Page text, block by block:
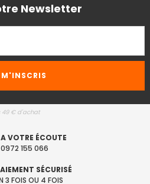
Newsletter
49 € d'achat
A VOTRE ÉCOUTE
0972 155 066
SÉCURISÉ
3 FOIS OU 4 FOIS